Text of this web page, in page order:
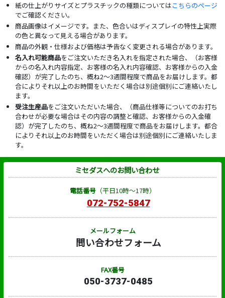
紙の仕上がりサイズとプラスチックの種類についてはこちらのページ
でご確認ください。
商品画像はイメージです。また、色合いはディスプレイの特性上実際
の色と異なって見える場合があります。
商品の外観・仕様および価格は予告なく変更される場合があります。
名入れ可能商品をご注文いただき名入れを指定された場合、（お客様
からの名入れ内容指定、お客様の名入れ内容確認、お客様からの入金
確認）が完了したのち、概ね2～3週間程度で商品をお届けします。都
合によりそれ以上のお時間をいただく場合は別途個別にご連絡いたし
ます。
受注生産品をご注文いただいた場合、（商品仕様等についてのお打ち
合わせが必要な場合はその内容の調整と確認、お客様からの入金確
認）が完了したのち、概ね2～3週間程度で商品をお届けします。都合
によりそれ以上のお時間をいただく場合は別途個別にご連絡いたしま
す。
ミセダスへのお問い合わせ
電話番号（平日10時～17時）
072-752-5847
メールフォーム
問い合わせフォーム
FAX番号
050-3737-0485